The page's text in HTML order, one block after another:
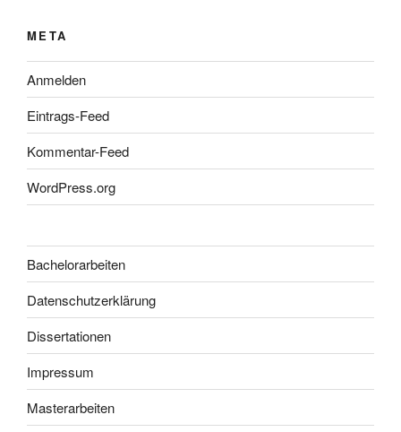
META
Anmelden
Eintrags-Feed
Kommentar-Feed
WordPress.org
Bachelorarbeiten
Datenschutzerklärung
Dissertationen
Impressum
Masterarbeiten